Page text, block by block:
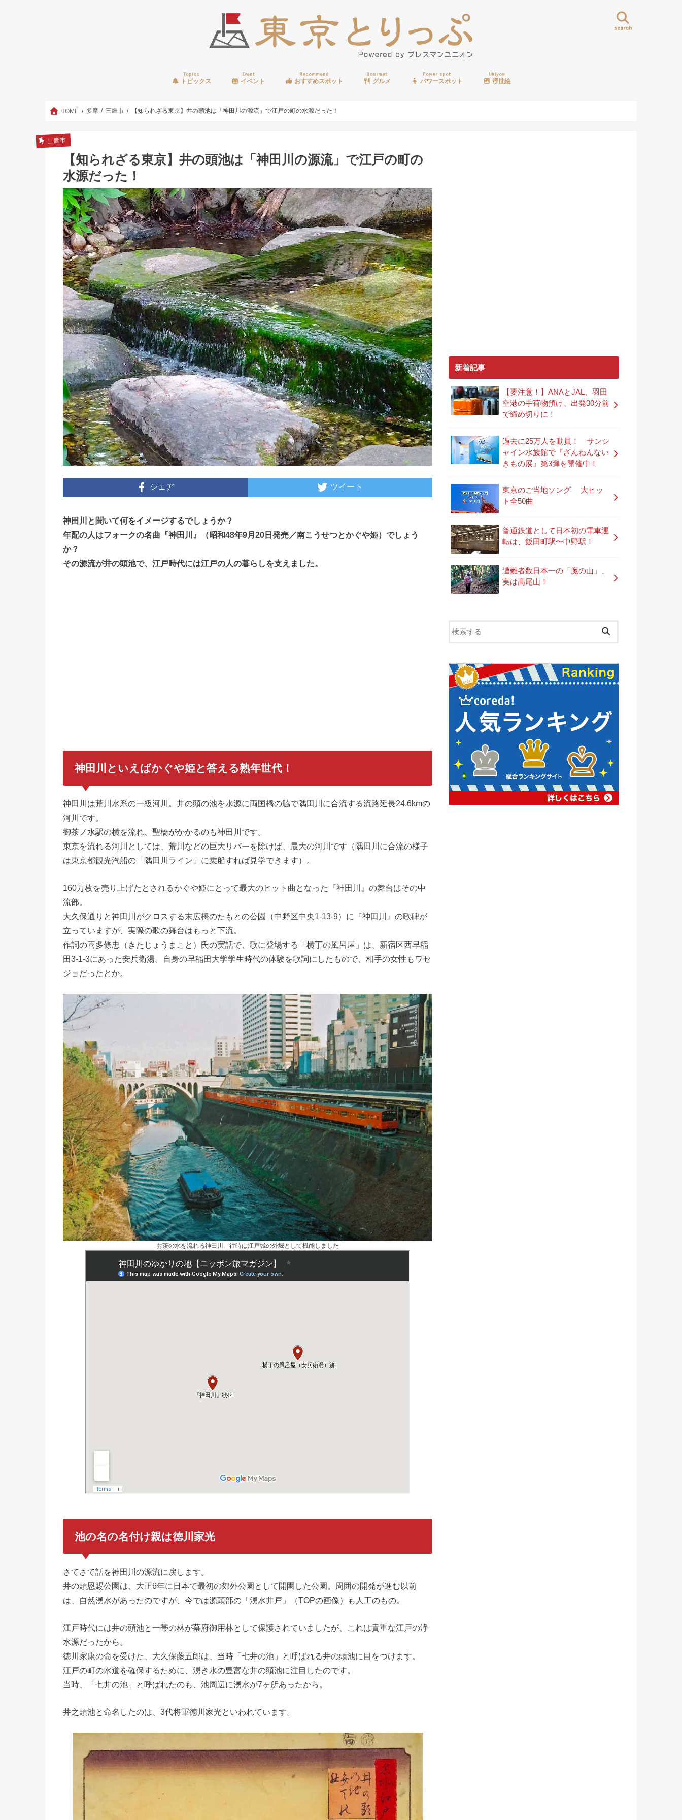
search
Topics
トピックス
Event
イベント
Recommend
おすすめスポット
Gourmet
グルメ
Power spot
パワースポット
Ukiyoe
浮世絵
HOME 多摩 三鷹市 【知られざる東京】井の頭池は「神田川の源流」で江戸の町の水源だった！
三鷹市
【知られざる東京】井の頭池は「神田川の源流」で江戸の町の
水源だった！
シェア ツイート
神田川と聞いて何をイメージするでしょうか？
年配の人はフォークの名曲『神田川』（昭和48年9月20日発売／南こうせつとかぐや姫）でしょう
か？
その源流が井の頭池で、江戸時代には江戸の人の暮らしを支えました。
神田川といえばかぐや姫と答える熟年世代！
神田川は荒川水系の一級河川。井の頭の池を水源に両国橋の脇で隅田川に合流する流路延長24.6kmの
河川です。
御茶ノ水駅の横を流れ、聖橋がかかるのも神田川です。
東京を流れる河川としては、荒川などの巨大リバーを除けば、最大の河川です（隅田川に合流の様子
は東京都観光汽船の「隅田川ライン」に乗船すれば見学できます）。
160万枚を売り上げたとされるかぐや姫にとって最大のヒット曲となった『神田川』の舞台はその中
流部。
大久保通りと神田川がクロスする末広橋のたもとの公園（中野区中央1-13-9）に『神田川』の歌碑が
立っていますが、実際の歌の舞台はもっと下流。
作詞の喜多條忠（きたじょうまこと）氏の実話で、歌に登場する「横丁の風呂屋」は、新宿区西早稲
田3-1-3にあった安兵衛湯。自身の早稲田大学学生時代の体験を歌詞にしたもので、相手の女性もワセ
ジョだったとか。
お茶の水を流れる神田川。往時は江戸城の外堀として機能しました
池の名の名付け親は徳川家光
さてさて話を神田川の源流に戻します。
井の頭恩賜公園は、大正6年に日本で最初の郊外公園として開園した公園。周囲の開発が進む以前
は、自然湧水があったのですが、今では源頭部の「湧水井戸」（TOPの画像）も人工のもの。
江戸時代には井の頭池と一帯の林が幕府御用林として保護されていましたが、これは貴重な江戸の浄
水源だったから。
徳川家康の命を受けた、大久保藤五郎は、当時「七井の池」と呼ばれる井の頭池に目をつけます。
江戸の町の水道を確保するために、湧き水の豊富な井の頭池に注目したのです。
当時、「七井の池」と呼ばれたのも、池周辺に湧水が7ヶ所あったから。
井之頭池と命名したのは、3代将軍徳川家光といわれています。
新着記事
【要注意！】ANAとJAL、羽田
空港の手荷物預け、出発30分前
で締め切りに！
過去に25万人を動員！ サンシ
ャイン水族館で『ざんねんない
きもの展』第3弾を開催中！
東京のご当地ソング 大ヒッ
ト全50曲
普通鉄道として日本初の電車運
転は、飯田町駅〜中野駅！
遭難者数日本一の「魔の山」、
実は高尾山！